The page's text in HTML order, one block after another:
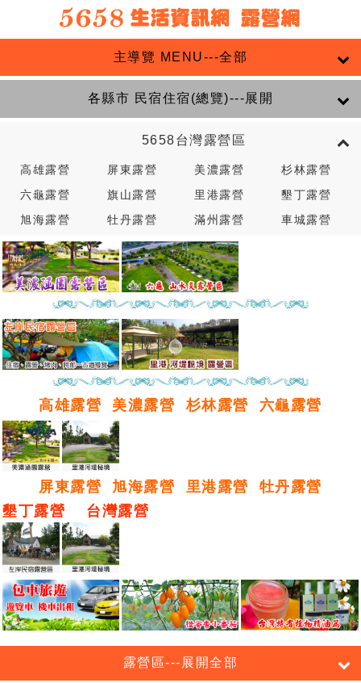
主導覽 MENU---全部
各縣市 民宿住宿(總覽)---展開
5658台灣露營區
高雄露營 屏東露營 美濃露營 杉林露營
六龜露營 旗山露營 里港露營 墾丁露營
旭海露營 牡丹露營 滿州露營 車城露營
高雄露營 美濃露營 杉林露營 六龜露營
屏東露營 旭海露營 里港露營
牡丹露營
墾丁露營
台灣露營
露營區---展開全部